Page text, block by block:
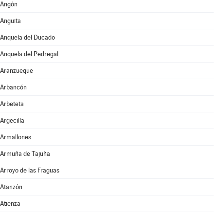
Angón
Anguita
Anquela del Ducado
Anquela del Pedregal
Aranzueque
Arbancón
Arbeteta
Argecilla
Armallones
Armuña de Tajuña
Arroyo de las Fraguas
Atanzón
Atienza